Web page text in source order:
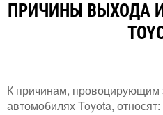
ПРИЧИНЫ ВЫХОДА
К причинам, провоцирующим
автомобилях Toyota, относят: